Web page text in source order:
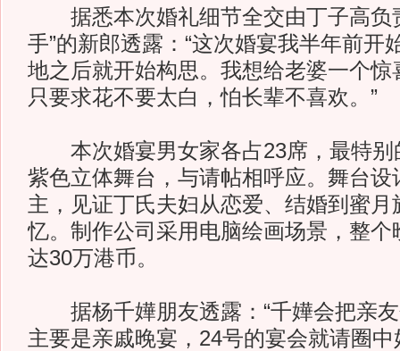
据悉本次婚礼细节全交由丁子高负
手”的新郎透露：“这次婚宴我半年前开
地之后就开始构思。我想给老婆一个惊
只要求花不要太白，怕长辈不喜欢。”
本次婚宴男女家各占23席，最特别
紫色立体舞台，与请帖相呼应。舞台设
主，见证丁氏夫妇从恋爱、结婚到蜜月
忆。制作公司采用电脑绘画场景，整个
达30万港币。
据杨千嬅朋友透露：“千嬅会把亲友
主要是亲戚晚宴，24号的宴会就请圈